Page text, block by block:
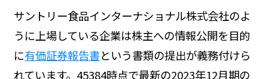
サントリー食品インターナショナル株式会社のよ
うに上場している企業は株主への情報公開を目的
に有価証券報告書という書類の提出が義務付けら
れています。45384時点で最新の2023年12月期の